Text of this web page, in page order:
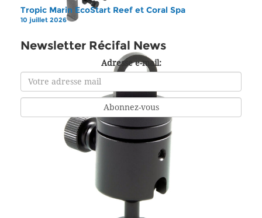
Tropic Marin EcoStart Reef et Coral Spa
10 juillet 2026
Newsletter Récifal News
Adresse e-mail: